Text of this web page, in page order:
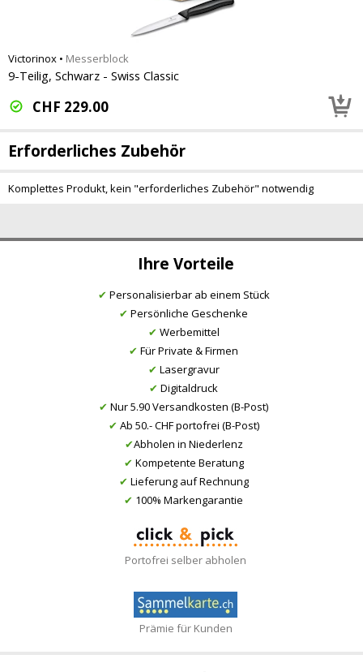
Ihre Vorteile
✔ Personalisierbar ab einem Stück
✔ Persönliche Geschenke
✔ Werbemittel
✔ Für Private & Firmen
✔ Lasergravur
✔ Digitaldruck
✔ Nur 5.90 Versandkosten (B-Post)
✔ Ab 50.- CHF portofrei (B-Post)
✔Abholen in Niederlenz
✔ Kompetente Beratung
✔ Lieferung auf Rechnung
✔ 100% Markengarantie
Portofrei selber abholen
Prämie für Kunden
Victorinox • Messerblock
9-Teilig, Schwarz - Swiss Classic
CHF 229.00
Erforderliches Zubehör
Komplettes Produkt, kein "erforderliches Zubehör" notwendig